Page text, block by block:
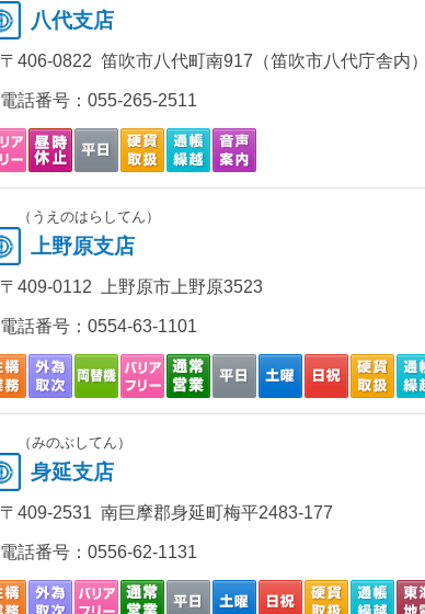
八代支店
〒406-0822 笛吹市八代町南917（笛吹市八代庁舎内）
電話番号： 055-265-2511
（うえのはらしてん）
上野原支店
〒409-0112 上野原市上野原3523
電話番号： 0554-63-1101
（みのぶしてん）
身延支店
〒409-2531 南巨摩郡身延町梅平2483-177
電話番号： 0556-62-1131